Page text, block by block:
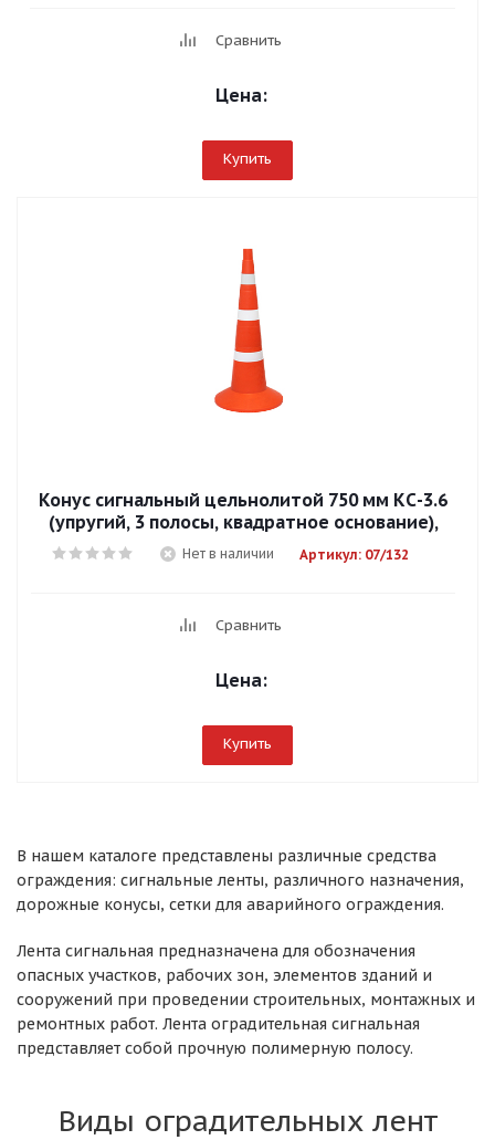
Сравнить
Цена:
Купить
Конус сигнальный цельнолитой 750 мм КС-3.6
(упругий, 3 полосы, квадратное основание),
Нет в наличии Артикул: 07/132
Сравнить
Цена:
Купить
В нашем каталоге представлены различные средства
ограждения: сигнальные ленты, различного назначения,
дорожные конусы, сетки для аварийного ограждения.
Лента сигнальная предназначена для обозначения
опасных участков, рабочих зон, элементов зданий и
сооружений при проведении строительных, монтажных и
ремонтных работ. Лента оградительная сигнальная
представляет собой прочную полимерную полосу.
Виды оградительных лент